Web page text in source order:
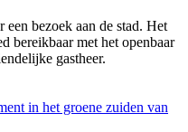
bezoek aan de stad. Het
bereikbaar met het openbaar
gastheer.
in het groene zuiden van